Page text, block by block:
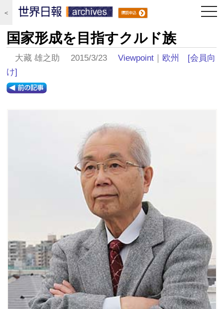
＜
国家形成を目指すクルド族
大藏 雄之助 2015/3/23Viewpoint ｜ 欧州
[会員向
け]